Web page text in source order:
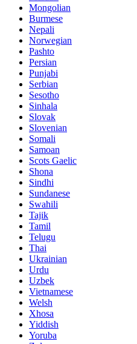
Mongolian
Burmese
Nepali
Norwegian
Pashto
Persian
Punjabi
Serbian
Sesotho
Sinhala
Slovak
Slovenian
Somali
Samoan
Scots Gaelic
Shona
Sindhi
Sundanese
Swahili
Tajik
Tamil
Telugu
Thai
Ukrainian
Urdu
Uzbek
Vietnamese
Welsh
Xhosa
Yiddish
Yoruba